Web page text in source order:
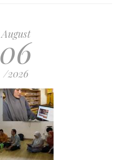
August
06
/2026